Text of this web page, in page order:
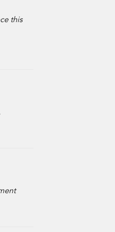
this